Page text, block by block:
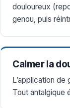
douloureux
genou, puis
Calmer la
L’application
Tout antalgique